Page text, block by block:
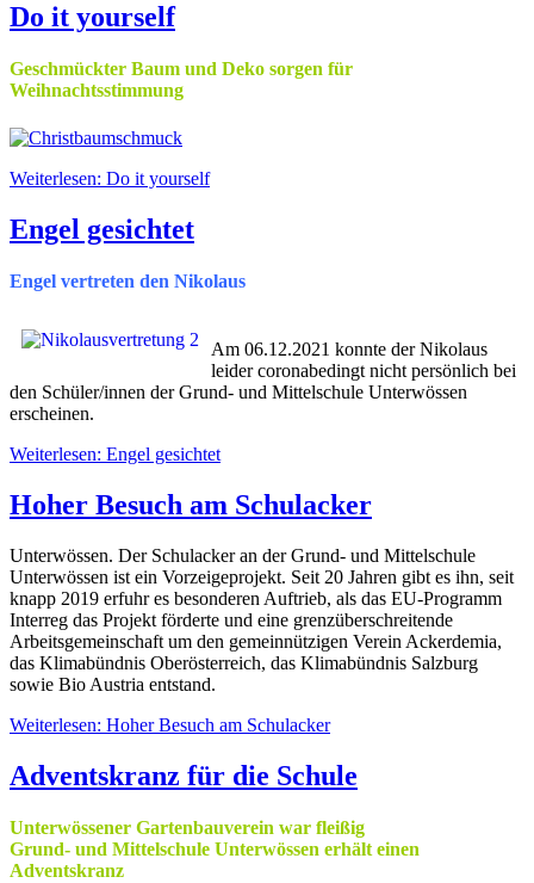
Do it yourself
Geschmückter Baum und Deko sorgen für
Weihnachtsstimmung
Weiterlesen: Do it yourself
Engel gesichtet
Engel vertreten den Nikolaus
Am 06.12.2021 konnte der Nikolaus
leider coronabedingt nicht persönlich bei
den Schüler/innen der Grund- und Mittelschule Unterwössen
erscheinen.
Weiterlesen: Engel gesichtet
Hoher Besuch am Schulacker
Unterwössen. Der Schulacker an der Grund- und Mittelschule
Unterwössen ist ein Vorzeigeprojekt. Seit 20 Jahren gibt es ihn, seit
knapp 2019 erfuhr es besonderen Auftrieb, als das EU-Programm
Interreg das Projekt förderte und eine grenzüberschreitende
Arbeitsgemeinschaft um den gemeinnützigen Verein Ackerdemia,
das Klimabündnis Oberösterreich, das Klimabündnis Salzburg
sowie Bio Austria entstand.
Weiterlesen: Hoher Besuch am Schulacker
Adventskranz für die Schule
Unterwössener Gartenbauverein war fleißig
Grund- und Mittelschule Unterwössen erhält einen
Adventskranz